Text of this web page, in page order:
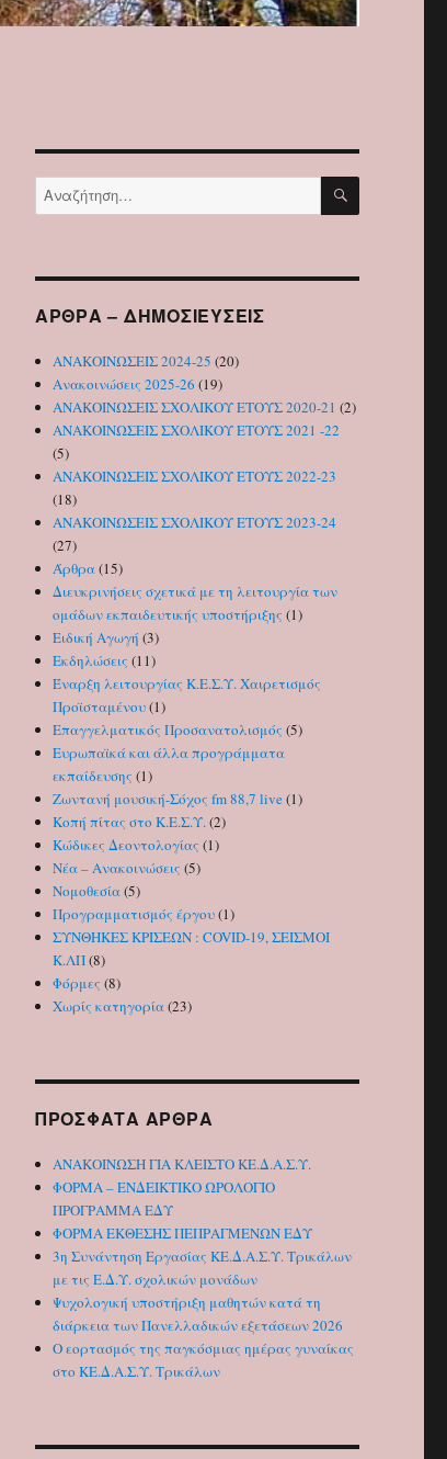
Αναζήτηση
για:
ΑΡΘΡΑ – ΔΗΜΟΣΙΕΥΣΕΙΣ
ΑΝΑΚΟΙΝΩΣΕΙΣ 2024-25 (20)
Ανακοινώσεις 2025-26 (19)
ΑΝΑΚΟΙΝΩΣΕΙΣ ΣΧΟΛΙΚΟΥ ΕΤΟΥΣ 2020-21 (2)
ΑΝΑΚΟΙΝΩΣΕΙΣ ΣΧΟΛΙΚΟΥ ΕΤΟΥΣ 2021 -22
(5)
ΑΝΑΚΟΙΝΩΣΕΙΣ ΣΧΟΛΙΚΟΥ ΕΤΟΥΣ 2022-23
(18)
ΑΝΑΚΟΙΝΩΣΕΙΣ ΣΧΟΛΙΚΟΥ ΕΤΟΥΣ 2023-24
(27)
Άρθρα(15)
Διευκρινήσεις σχετικά με τη λειτουργία των
ομάδων εκπαιδευτικής υποστήριξης (1)
Ειδική Αγωγή (3)
Εκδηλώσεις (11)
Έναρξη λειτουργίας Κ.Ε.Σ.Υ. Χαιρετισμός
Προϊσταμένου(1)
Επαγγελματικός Προσανατολισμός (5)
Ευρωπαϊκά και άλλα προγράμματα
εκπαίδευσης (1)
Ζωντανή μουσική-Σόχος fm 88,7 live(1)
Κοπή πίτας στο Κ.Ε.Σ.Υ.(2)
Κώδικες Δεοντολογίας (1)
Νέα – Ανακοινώσεις (5)
Νομοθεσία(5)
Προγραμματισμός έργου(1)
ΣΥΝΘΗΚΕΣ ΚΡΙΣΕΩΝ : COVID-19, ΣΕΙΣΜΟΙ
Κ.ΛΠ(8)
Φόρμες (8)
Χωρίς κατηγορία(23)
ΠΡΌΣΦΑΤΑ ΆΡΘΡΑ
ΑΝΑΚΟΙΝΩΣΗ ΓΙΑ ΚΛΕΙΣΤΟ ΚΕ.Δ.Α.Σ.Υ.
ΦΟΡΜΑ – ΕΝΔΕΙΚΤΙΚΟ ΩΡΟΛΟΓΙΟ
ΠΡΟΓΡΑΜΜΑ ΕΔΥ
ΦΟΡΜΑ ΕΚΘΕΣΗΣ ΠΕΠΡΑΓΜΕΝΩΝ ΕΔΥ
3η Συνάντηση Εργασίας ΚΕ.Δ.Α.Σ.Υ. Τρικάλων
με τις Ε.Δ.Υ. σχολικών μονάδων
Ψυχολογική υποστήριξη μαθητών κατά τη
διάρκεια των Πανελλαδικών εξετάσεων 2026
Ο εορτασμός της παγκόσμιας ημέρας γυναίκας
στο ΚΕ.Δ.Α.Σ.Υ. Τρικάλων